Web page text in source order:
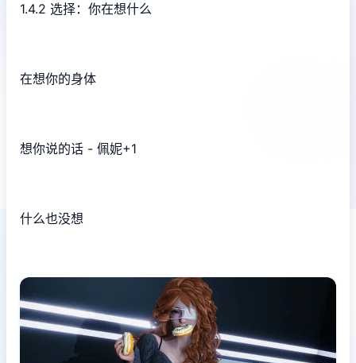
1.4.2 选择：你在想什么
在想你的身体
想你说的话 - 佩妮+1
什么也没想